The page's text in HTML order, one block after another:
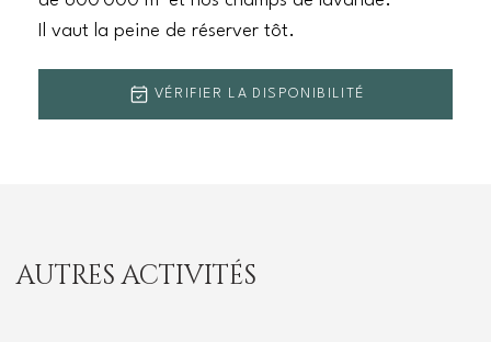
Il vaut la peine de réserver tôt.
VÉRIFIER LA DISPONIBILITÉ
AUTRES ACTIVITÉS